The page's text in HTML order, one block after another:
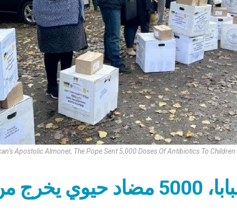
Apostolic Almoner, The Pope Sent 5,000 Doses Of Antibiotics To
بطلبٍ من البابا، 5000 مضاد